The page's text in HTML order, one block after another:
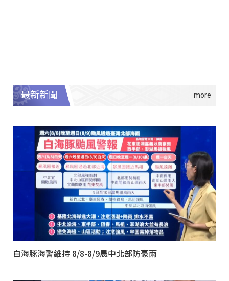
最新新聞
白海豚海警維持 8/8-8/9晨中北部防豪雨